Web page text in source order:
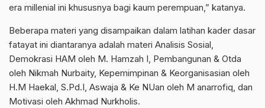
era millenial ini khususnya bagi kaum perempuan,” katanya.
Beberapa materi yang disampaikan dalam latihan kader dasar
fatayat ini diantaranya adalah materi Analisis Sosial,
Demokrasi HAM oleh M. Hamzah I, Pembangunan & Otda
oleh Nikmah Nurbaity, Kepemimpinan & Keorganisasian oleh
H.M Haekal, S.Pd.I, Aswaja & Ke NUan oleh M anarrofiq, dan
Motivasi oleh Akhmad Nurkholis.